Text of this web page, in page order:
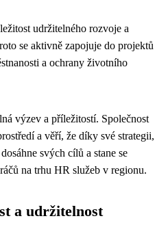
udržitelného rozvoje a
se aktivně zapojuje do projektů
a ochrany životního
výzev a příležitostí. Společnost
a věří, že díky své strategii,
svých cílů a stane se
na trhu HR služeb v regionu.
a udržitelnost